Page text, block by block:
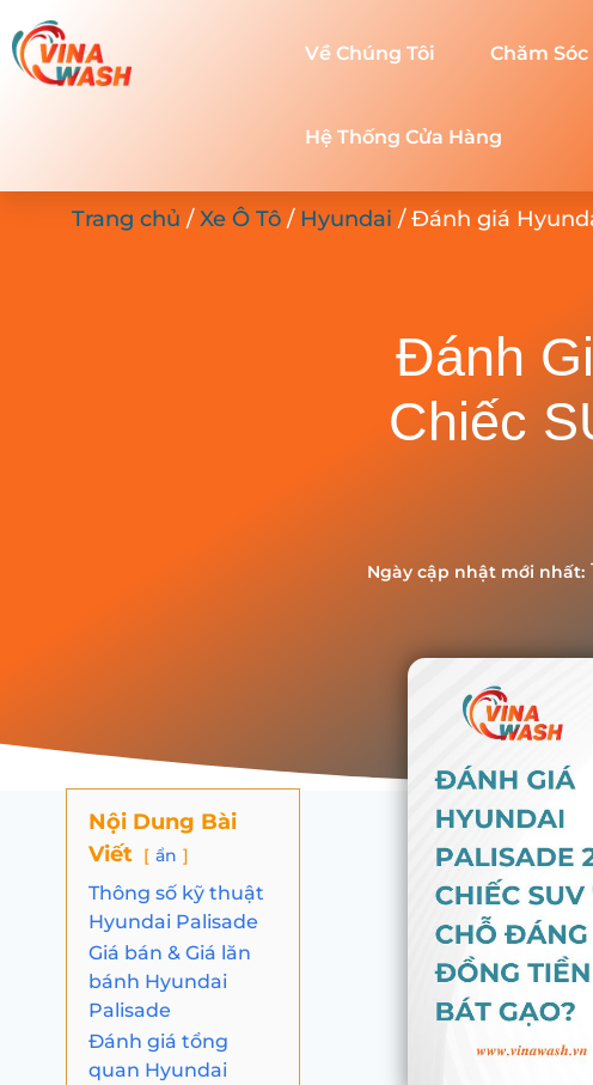
Về Chúng Tôi Chăm Sóc
Hệ Thống Cửa Hàng
Trang chủ /Xe Ô Tô / Hyundai / Đánh giá
Đánh
Chiếc
Ngày cập nhật mới nhất:
Nội Dung Bài
Viết
ẩn
Thông số kỹ thuật
Hyundai Palisade
Giá bán & Giá lăn
bánh Hyundai
Palisade
Đánh giá tổng
quan Hyundai